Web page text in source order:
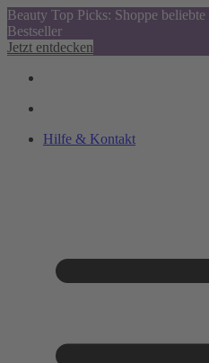
Beauty Top Picks: Shoppe
Bestseller
Jetzt entdecken
Hilfe & Kontakt